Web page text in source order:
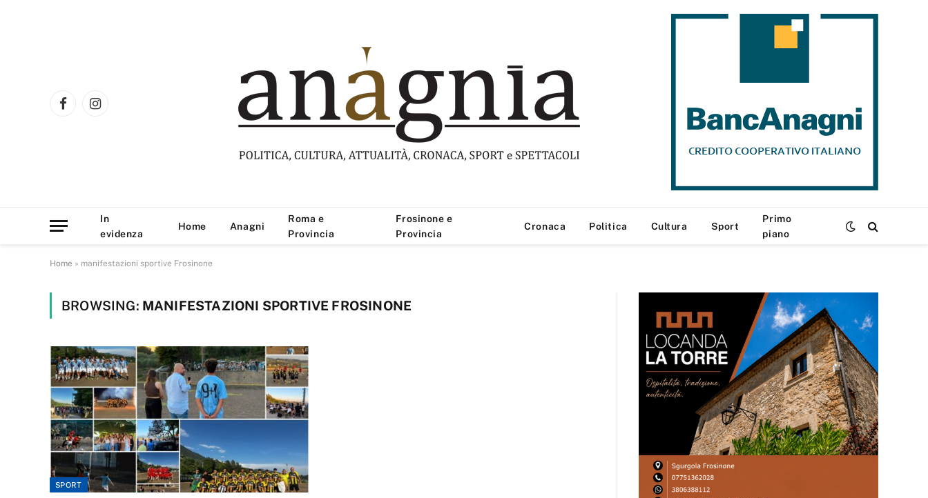
FacebookInstagram
In
evidenza
Home Anagni
Roma e
Provincia
Frosinone e
Provincia
Cronaca Politica Cultura Sport
Primo
piano
Home » manifestazioni sportive Frosinone
BROWSING: MANIFESTAZIONI SPORTIVE FROSINONE
SPORT